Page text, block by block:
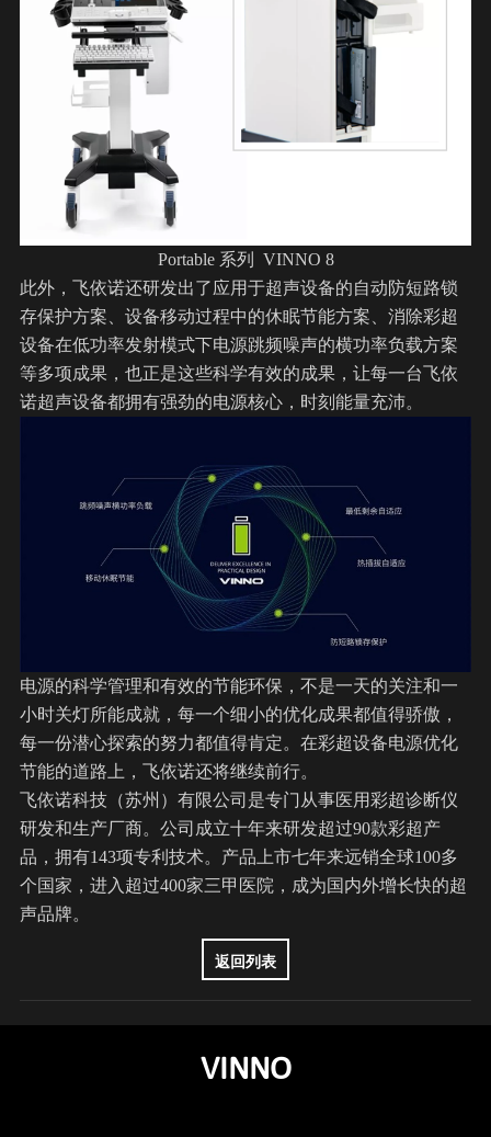
Portable 系列 VINNO 8
此外，飞依诺还研发出了应用于超声设备的自动防短路锁
存保护方案、设备移动过程中的休眠节能方案、消除彩超
设备在低功率发射模式下电源跳频噪声的横功率负载方案
等多项成果，也正是这些科学有效的成果，让每一台飞依
诺超声设备都拥有强劲的电源核心，时刻能量充沛。
电源的科学管理和有效的节能环保，不是一天的关注和一
小时关灯所能成就，每一个细小的优化成果都值得骄傲，
每一份潜心探索的努力都值得肯定。在彩超设备电源优化
节能的道路上，飞依诺还将继续前行。
飞依诺科技（苏州）有限公司是专门从事医用彩超诊断仪
研发和生产厂商。公司成立十年来研发超过90款彩超产
品，拥有143项专利技术。产品上市七年来远销全球100多
个国家，进入超过400家三甲医院，成为国内外增长快的超
声品牌。
返回列表
VINNO